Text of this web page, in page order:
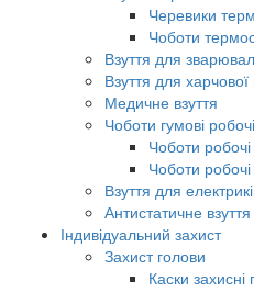
Черевики
Чоботи
Взуття для
Взуття для
Медичне взуття
Чоботи гумові робочі
Чоботи
Чоботи
Взуття для
Антистатичне
Індивідуальний захист
Захист голови
Каски